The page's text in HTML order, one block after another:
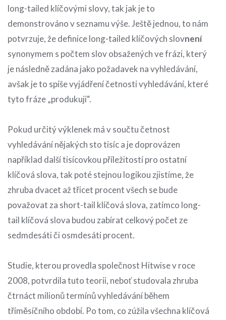
long-tailed klíčovými slovy, tak jak je to
demonstrováno v seznamu výše. Ještě jednou, to nám
potvrzuje, že definice long-tailed klíčových slovnení
synonymem s počtem slov obsažených ve frázi, který
je následně zadána jako požadavek na vyhledávání,
avšak je to spíše vyjádření četnosti vyhledávání, které
tyto fráze „produkují“.
Pokud určitý výklenek má v součtu četnost
vyhledávání nějakých sto tisíc a je doprovázen
například další tisícovkou příležitostí pro ostatní
klíčová slova, tak poté stejnou logikou zjistíme, že
zhruba dvacet až třicet procent všech se bude
považovat za short-tail klíčová slova, zatímco long-
tail klíčová slova budou zabírat celkový počet ze
sedmdesáti či osmdesáti procent.
Studie, kterou provedla společnost Hitwise v roce
2008, potvrdila tuto teorii, neboť studovala zhruba
čtrnáct milionů termínů vyhledávání během
tříměsíčního období. Po tom, co zúžila všechna klíčová